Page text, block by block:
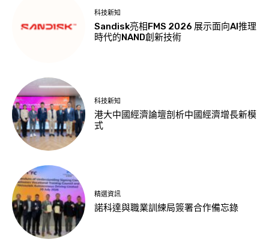
科技新知
Sandisk亮相FMS 2026 展示面向AI推理
時代的NAND創新技術
科技新知
港大中國經濟論壇剖析中國經濟增長新模
式
精選資訊
諾科達與職業訓練局簽署合作備忘錄